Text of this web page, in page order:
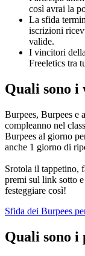
così avrai la
La sfida
iscrizioni
valide.
I vincitori
Freeletics tra
Quali sono i
Burpees, Burpees e
compleanno nel
Burpees al giorno
anche 1 giorno di
Srotola il tappetino,
premi sul link sotto
festeggiare così!
Sfida dei Burpees
Quali sono i